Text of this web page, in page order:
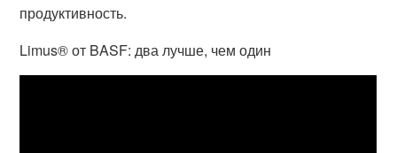
продуктивность.
Limus® от BASF: два лучше, чем один